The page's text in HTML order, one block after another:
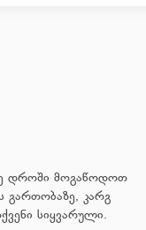
დროში მოგაწოდოთ
გართობაზე, კარგ
სიყვარული.